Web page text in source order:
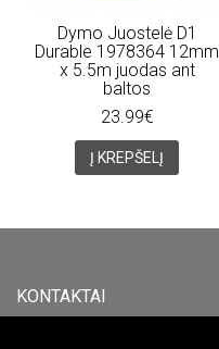
Dymo Juostelė D1
Durable 1978364 12mm
x 5.5m juodas ant
baltos
23.99€
Į KREPŠELĮ
KONTAKTAI